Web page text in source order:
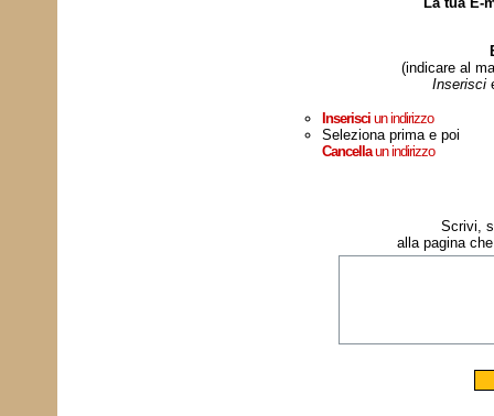
(indicare al
Inserisci
Inserisciun indirizzo
Seleziona prima e poi
Cancellaun indirizzo
Scrivi,
alla pagina